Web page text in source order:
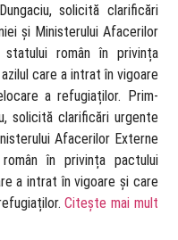
solicită clarificări
și Ministerului Afacerilor
român în privința
care a intrat în vigoare
a refugiaților. Prim-
solicită clarificări urgente
Afacerilor Externe
în privința pactului
a intrat în vigoare și care
Citește mai mult